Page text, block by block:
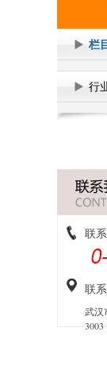
栏
行
联
联
武汉
3003